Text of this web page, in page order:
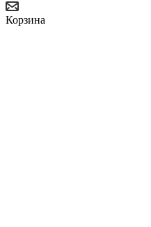
Корзина